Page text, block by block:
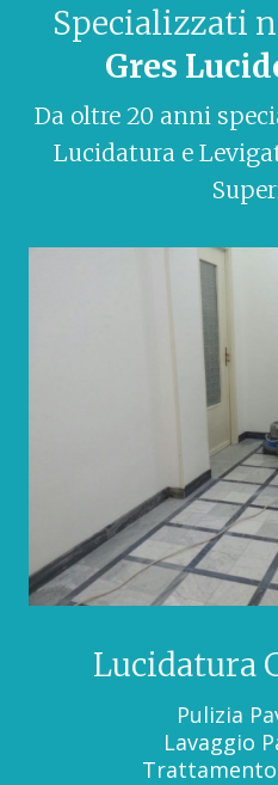
Specializzati
Gres
Da oltre 20 anni
Lucidatura e
Lucidatura
Pulizia
Lavaggio